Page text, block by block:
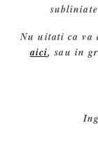
Nu uitati ca va
aici, sau in